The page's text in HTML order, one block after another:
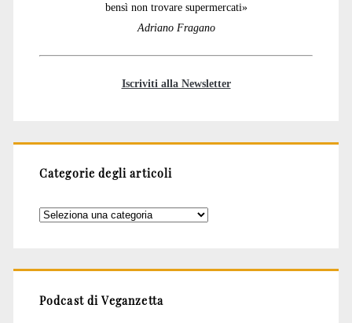
bensì non trovare supermercati»
Adriano Fragano
Iscriviti alla Newsletter
Categorie degli articoli
Categorie
Podcast di Veganzetta